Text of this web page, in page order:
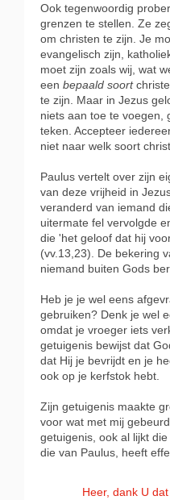
Ook tegenwoordig
grenzen te stellen. Ze
om christen te zijn. Je
evangelisch zijn,
moet zijn zoals wij, wat
een bepaald soort
te zijn. Maar in Jezus
niets aan toe te voegen,
teken. Accepteer
niet naar welk soort
Paulus vertelt over zijn
van deze vrijheid in
veranderd van iemand
uitermate fel vervolgde
die 'het geloof dat hij
(vv.13,23). De bekering
niemand buiten Gods
Heb je je wel eens
gebruiken? Denk je wel
omdat je vroeger iets
getuigenis bewijst dat
dat Hij je bevrijdt en je
ook op je kerfstok hebt.
Zijn getuigenis maakte
voor wat met mij
getuigenis, ook al lijkt
die van Paulus, heeft
Heer, dank U